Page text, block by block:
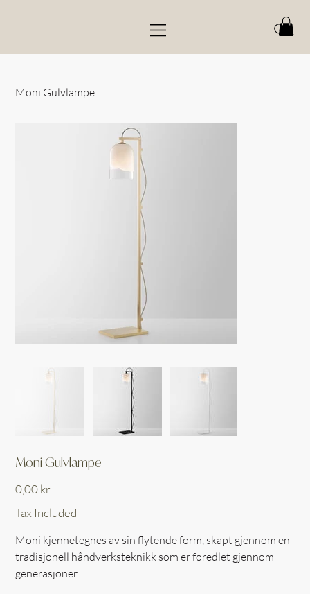
Moni Gulvlampe
Moni Gulvlampe
0,00 kr
Tax Included
Moni kjennetegnes av sin flytende form, skapt gjennom en
tradisjonell håndverksteknikk som er foredlet gjennom
generasjoner.